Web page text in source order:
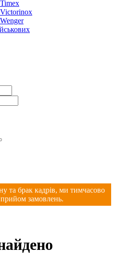
та брак кадрів, ми тимчасово
замовлень.